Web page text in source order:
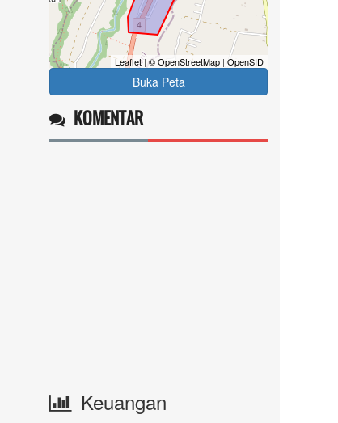
Leaflet| © OpenStreetMap | OpenSID
Buka Peta
KOMENTAR
Keuangan